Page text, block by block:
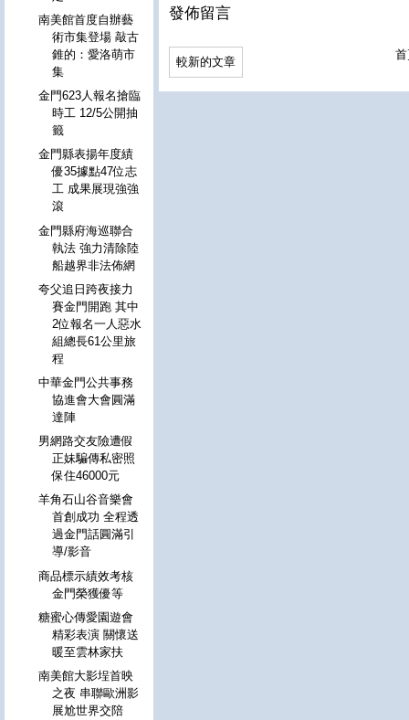
發佈留言
較新的文章
南美館首度自辦藝
術市集登場 敲古
錐的：愛洛萌市
集
金門623人報名搶臨
時工 12/5公開抽
籤
金門縣表揚年度績
優35據點47位志
工 成果展現強強
滾
金門縣府海巡聯合
執法 強力清除陸
船越界非法佈網
夸父追日跨夜接力
賽金門開跑 其中
2位報名一人惡水
組總長61公里旅
程
中華金門公共事務
協進會大會圓滿
達陣
男網路交友險遭假
正妹騙傳私密照
保住46000元
羊角石山谷音樂會
首創成功 全程透
過金門話圓滿引
導/影音
商品標示績效考核
金門榮獲優等
糖蜜心傳愛園遊會
精彩表演 關懷送
暖至雲林家扶
南美館大影埕首映
之夜 串聯歐洲影
展尬世界交陪